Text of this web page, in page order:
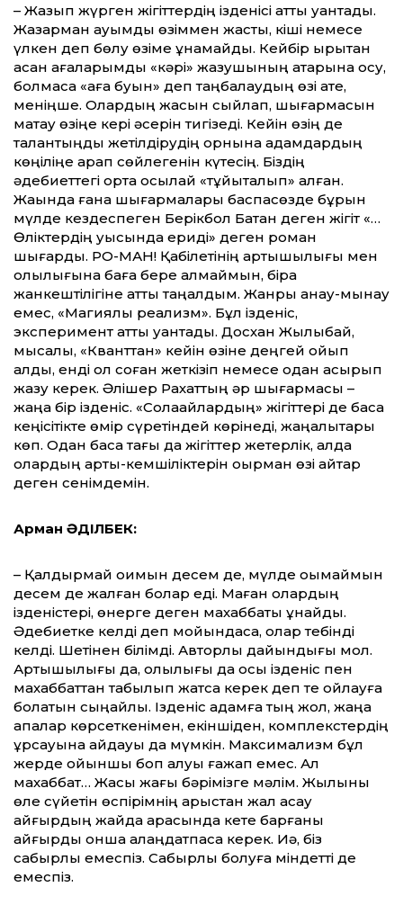
– Жазып жүрген жігіттердің ізденісі қатты қуантады.
Жазарман қауымды өзіммен жасты, кіші немесе
үлкен деп бөлу өзіме ұнамайды. Кейбір қырықтан
асқан ағаларымды «кәрі» жазушының қатарына қосу,
болмаса «аға буын» деп таңбалаудың өзі қате,
меніңше. Олардың жасын сыйлап, шығармасын
мақтау өзіңе кері әсерін тигізеді. Кейін өзің де
талантыңды жетілдірудің орнына адамдардың
көңіліңе қарап сөйлегенін күтесің. Біздің
әдебиеттегі орта осылай «тұйықталып» қалған.
Жақында ғана шығармалары баспасөзде бұрын
мүлде кездеспеген Берікбол Батан деген жігіт «…
Өліктердің уысында ериді» деген роман
шығарды. РО-МАН! Қабілетінің артықшылығы мен
олқылығына баға бере алмаймын, бірақ
жанкештілігіне қатты таң­қалдым. Жанры анау-мынау
емес, «Магиялық реа­лизм». Бұл ізденіс,
эксперимент қатты қуантады. Досхан Жылқыбай,
мысалы, «Квант­тан» кейін өзіне деңгей қойып
алды, енді ол соған жеткізіп немесе одан асырып
жазу керек. Әлішер Рахаттың әр шығармасы –
жаңа бір ізденіс. «Солақайлардың» жігіттері де басқа
кеңісітікте өмір сүретіндей көрінеді, жаңалықтары
көп. Одан басқа тағы да жігіттер жетерлік, алда
олардың артық-кемшіліктерін оқырман өзі айтар
деген сенімдемін.
Арман ӘДІЛБЕК:
– Қалдырмай оқимын десем де, мүлде оқымаймын
десем де жалған болар еді. Маған олардың
ізденістері, өнерге деген махаббаты ұнайды.
Әдебиетке келді деп мойындасақ, олар тебінді
келді. Шетінен білімді. Авторлық дайындығы мол.
Артықшылығы да, олқылығы да осы ізденіс пен
махаббаттан табылып жатса керек деп те ойлауға
болатын сыңайлы. Ізденіс адамға тың жол, жаңа
қақпалар көрсеткенімен, екіншіден, комплекстердің
құрсауына айдауы да мүмкін. Максимализм бұл
жерде ойыншық боп қалуы ғажап емес. Ал
махаббат… Жақсы жағы бәрімізге мәлім. Жылқыны
өле сүйетін өспірімнің арыстан жал асау
айғырдың жай­дақ арқасында кете барғаны
айғырды онша алаңдатпаса керек. Иә, біз
сабырлы емеспіз. Сабырлы болуға міндетті де
емеспіз.